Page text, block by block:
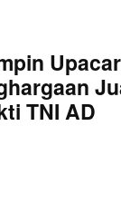
TNI AD